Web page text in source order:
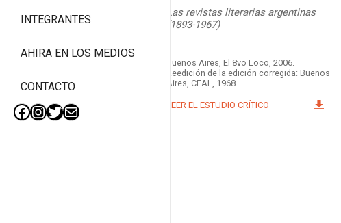
INTEGRANTES
AHIRA EN LOS MEDIOS
CONTACTO
Facebook
Instagram
Twitter
Mail
Las revistas literarias argentinas
(1893-1967)
Buenos Aires, El 8vo Loco, 2006.
Reedición de la edición corregida: Buenos
Aires, CEAL, 1968
LEER EL ESTUDIO CRÍTICO